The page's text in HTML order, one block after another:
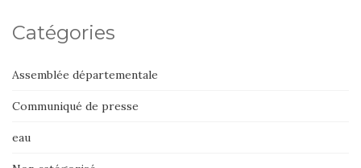
Catégories
Assemblée départementale
Communiqué de presse
eau